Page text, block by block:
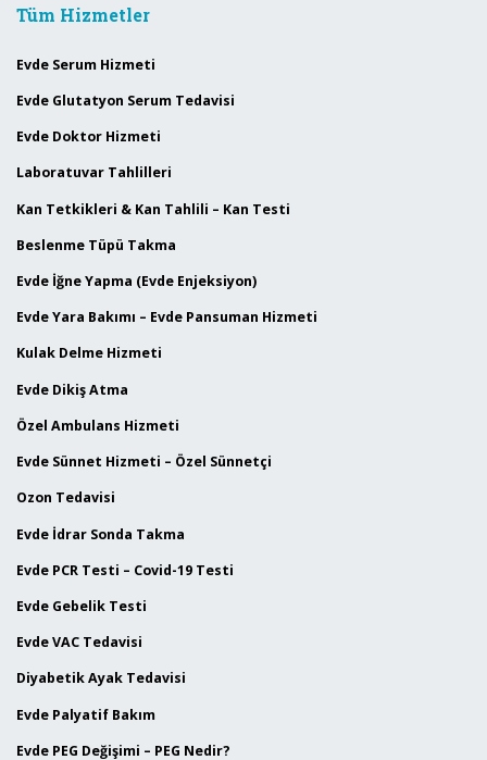
Tüm Hizmetler
Evde Serum Hizmeti
Evde Glutatyon Serum Tedavisi
Evde Doktor Hizmeti
Laboratuvar Tahlilleri
Kan Tetkikleri & Kan Tahlili – Kan Testi
Beslenme Tüpü Takma
Evde İğne Yapma (Evde Enjeksiyon)
Evde Yara Bakımı – Evde Pansuman Hizmeti
Kulak Delme Hizmeti
Evde Dikiş Atma
Özel Ambulans Hizmeti
Evde Sünnet Hizmeti – Özel Sünnetçi
Ozon Tedavisi
Evde İdrar Sonda Takma
Evde PCR Testi – Covid-19 Testi
Evde Gebelik Testi
Evde VAC Tedavisi
Diyabetik Ayak Tedavisi
Evde Palyatif Bakım
Evde PEG Değişimi – PEG Nedir?